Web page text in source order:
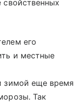
свойственных
его
и местные
зимой еще время
Так